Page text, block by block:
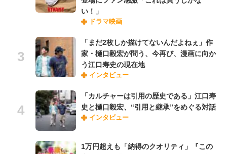
い！」
ドラマ映画
「まだ2枚しか描けてないんだよねぇ」作
家・樋口毅宏が問う、今再び、漫画に向か
う江口寿史の現在地
インタビュー
「カルチャーは引用の歴史である」江口寿
史と樋口毅宏、“引用と継承”をめぐる対話
インタビュー
1万円超えも「納得のクオリティ」『この